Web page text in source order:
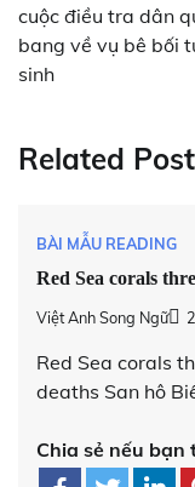
bài
viết
cuộc điều tra dân
bang về vụ bê bối
sinh
Related
BÀI MẪU READING
Red Sea corals
Việt Anh Song Ngữ
Red Sea corals
deaths San hô
Chia sẻ nếu bạn